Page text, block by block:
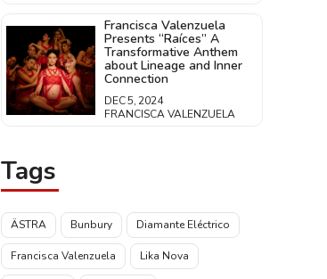
Francisca Valenzuela
Presents “Raíces” A
Transformative Anthem
about Lineage and Inner
Connection
DEC 5, 2024
FRANCISCA VALENZUELA
Tags
ÄSTRA Bunbury Diamante Eléctrico
Francisca Valenzuela Lika Nova